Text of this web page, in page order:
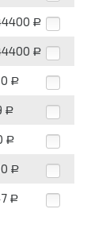
Р
Р
Р
Р
Р
Р
Р